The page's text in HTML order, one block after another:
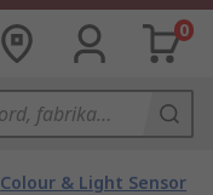
0
Colour & Light Sensor